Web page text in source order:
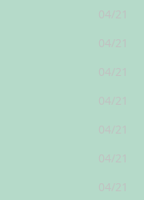
04/21
04/21
04/21
04/21
04/21
04/21
04/21